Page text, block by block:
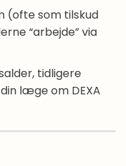
(ofte som tilskud
“arbejde” via
tidligere
læge om DEXA